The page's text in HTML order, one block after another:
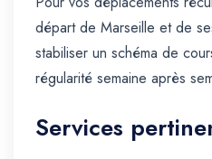
départ de Marseille et de
stabiliser un schéma de
régularité semaine après
Services